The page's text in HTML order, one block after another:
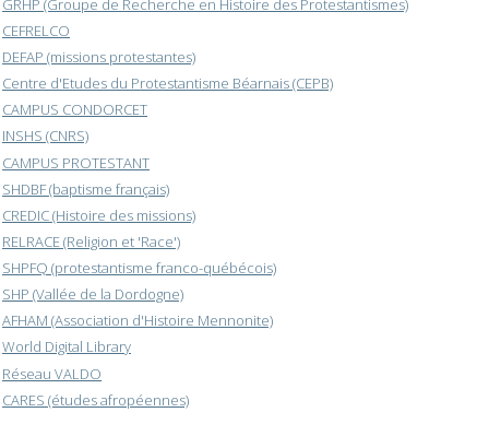
GRHP (Groupe de Recherche en Histoire des Protestantismes)
CEFRELCO
DEFAP (missions protestantes)
Centre d'Etudes du Protestantisme Béarnais (CEPB)
CAMPUS CONDORCET
INSHS (CNRS)
CAMPUS PROTESTANT
SHDBF (baptisme français)
CREDIC (Histoire des missions)
RELRACE (Religion et 'Race')
SHPFQ (protestantisme franco-québécois)
SHP (Vallée de la Dordogne)
AFHAM (Association d'Histoire Mennonite)
World Digital Library
Réseau VALDO
CARES (études afropéennes)